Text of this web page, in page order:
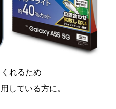
れるため
している方に。